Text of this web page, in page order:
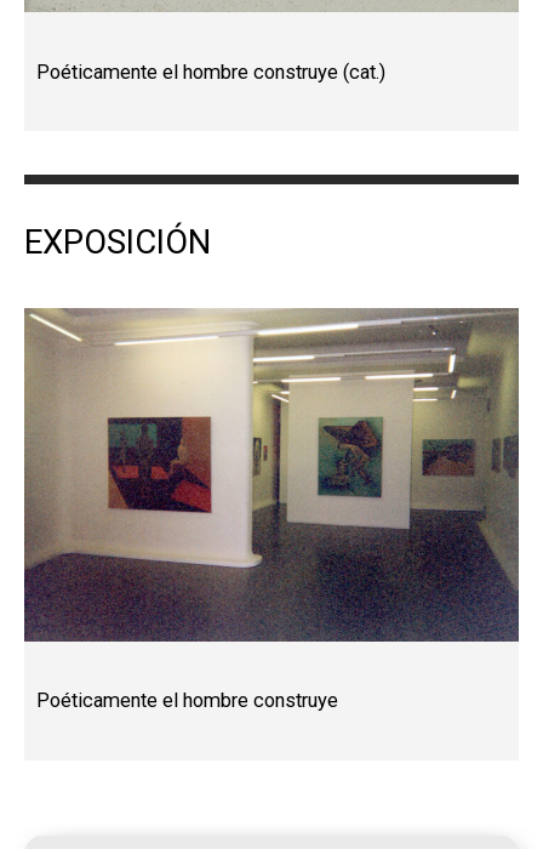
Poéticamente el hombre construye (cat.)
EXPOSICIÓN
Poéticamente el hombre construye